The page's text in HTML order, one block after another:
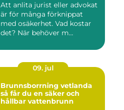
Att anlita jurist eller advokat
är för många förknippat
med osäkerhet. Vad kostar
det? När behöver m...
09. jul
Brunnsborrning vetlanda
så får du en säker och
hållbar vattenbrunn